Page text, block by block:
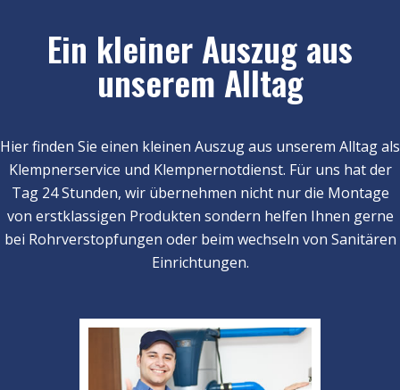
Ein kleiner Auszug aus
unserem Alltag
Hier finden Sie einen kleinen Auszug aus unserem Alltag als
Klempnerservice und Klempnernotdienst. Für uns hat der
Tag 24 Stunden, wir übernehmen nicht nur die Montage
von erstklassigen Produkten sondern helfen Ihnen gerne
bei Rohrverstopfungen oder beim wechseln von Sanitären
Einrichtungen.